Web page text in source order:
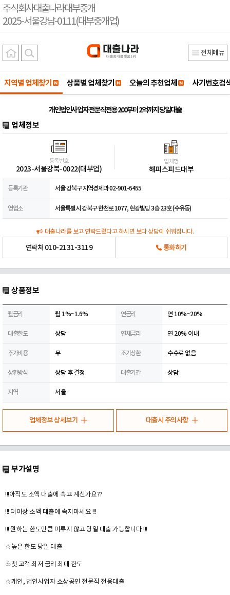
주식회사대출나라대부중개
2025-서울강남-0111(대부중개업)
전체메뉴
지역별 업체찾기 상품별 업체찾기 오늘의 추천업체 사기번호검
개인법인사업자 전문직전용 200부터 2억까지 당일대출
업체정보
등록번호
2023-서울강북-0022(대부업)
업체명
해피스피드대부
등록기관 서울 강북구 지역경제과 02-901-6455
영업소 서울특별시 강북구 한천로 1077, 현광빌딩 3층 23호 (수유동)
대출나라를 보고 연락드렸다고 하시면 보다 상담이 쉬워집니다.
연락처 010-2131-3119 통화하기
상품정보
월금리 월 1%~1.6% 연금리 연 10%~20%
대출한도 상담 연체금리 연 20% 이내
추가비용 무 조기상환 수수료 없음
상환방식 상담 후 결정 대출기간 상담
지역 서울
업체정보 상세보기 대출시 주의사항
부가설명
!!!아직도 소액 대출에 속고 계신가요??
!!! 더이상 소액 대출에 속지마세요 !!!
!!! 원하는 한도만큼 미루지 않고 당일 대출 가능합니다 !!!
☆높은 한도 당일 대출
♧첫 고객 최저 금리 최대 한도
☆개인, 법인사업자 소상공인 전문직 전용대출